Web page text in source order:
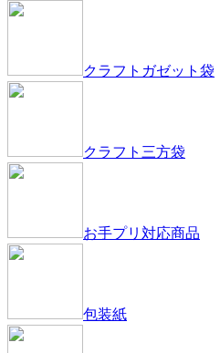
クラフトガゼット袋
クラフト三方袋
お手プリ対応商品
包装紙